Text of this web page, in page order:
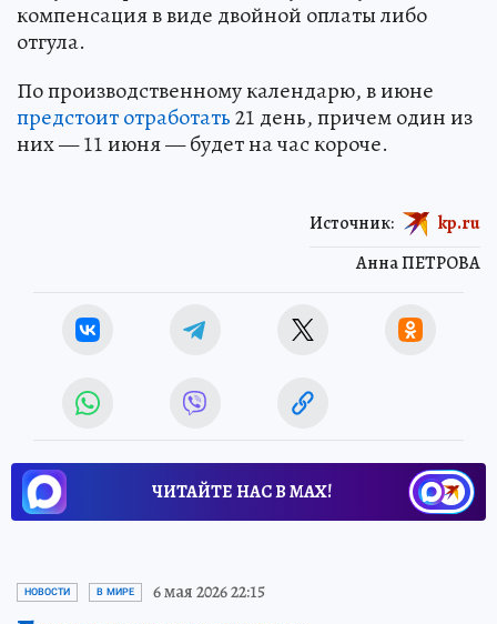
компенсация в виде двойной оплаты либо
отгула.
По производственному календарю, в июне
предстоит отработать21 день, причем один из
них — 11 июня — будет на час короче.
Анна ПЕТРОВА
Источник: kp.ru
ЧИТАЙТЕ НАС В МАХ!
НОВОСТИ В МИРЕ 6 мая 2026 22:15